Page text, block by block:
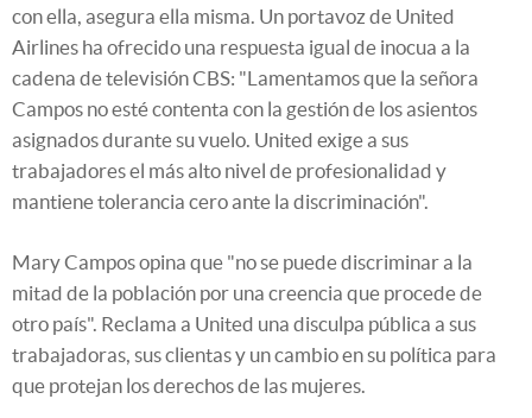
con ella, asegura ella misma. Un portavoz de United
Airlines ha ofrecido una respuesta igual de inocua a la
cadena de televisión CBS: "Lamentamos que la señora
Campos no esté contenta con la gestión de los asientos
asignados durante su vuelo. United exige a sus
trabajadores el más alto nivel de profesionalidad y
mantiene tolerancia cero ante la discriminación".
Mary Campos opina que "no se puede discriminar a la
mitad de la población por una creencia que procede de
otro país". Reclama a United una disculpa pública a sus
trabajadoras, sus clientas y un cambio en su política para
que protejan los derechos de las mujeres.